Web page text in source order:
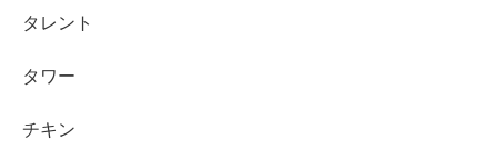
タレント
タワー
チキン